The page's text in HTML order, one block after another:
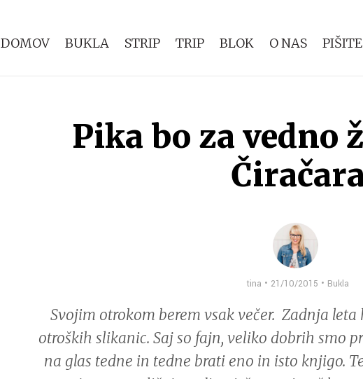
DOMOV BUKLA STRIP TRIP BLOK O NAS
Pika bo za vedno
tina • 21/10/2015 • Bukla
Svojim otrokom berem vsak večer. Zadnja
otroških slikanic. Saj so fajn, veliko dobrih smo
na glas tedne in tedne brati eno in isto knjigo.